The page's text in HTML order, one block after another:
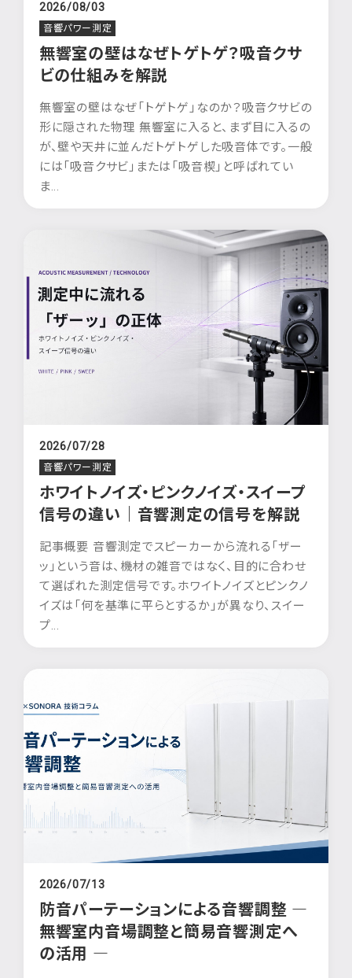
2026/08/03
音響パワー測定
無響室の壁はなぜトゲトゲ？吸音クサ
ビの仕組みを解説
無響室の壁はなぜ「トゲトゲ」なのか？吸音クサビの
形に隠された物理 無響室に入ると、まず目に入るの
が、壁や天井に並んだトゲトゲした吸音体です。一般
には「吸音クサビ」または「吸音楔」と呼ばれてい
ま...
2026/07/28
音響パワー測定
ホワイトノイズ・ピンクノイズ・スイープ
信号の違い｜音響測定の信号を解説
記事概要 音響測定でスピーカーから流れる「ザー
ッ」という音は、機材の雑音ではなく、目的に合わせ
て選ばれた測定信号です。ホワイトノイズとピンクノ
イズは「何を基準に平らとするか」が異なり、スイー
プ...
2026/07/13
防音パーテーションによる音響調整 ―
無響室内音場調整と簡易音響測定へ
の活用 ―